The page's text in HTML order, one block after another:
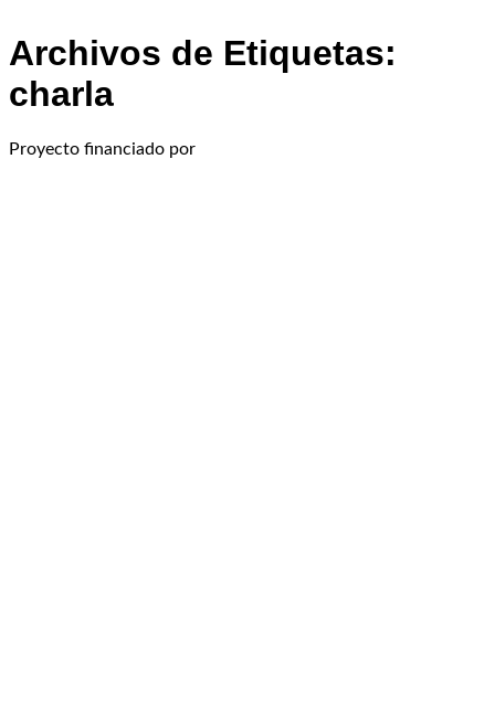
Archivos de Etiquetas:
charla
Proyecto financiado por